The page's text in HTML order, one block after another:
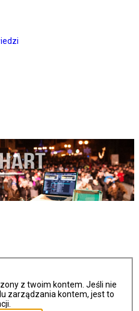
z twoim kontem. Jeśli nie
zarządzania kontem, jest to